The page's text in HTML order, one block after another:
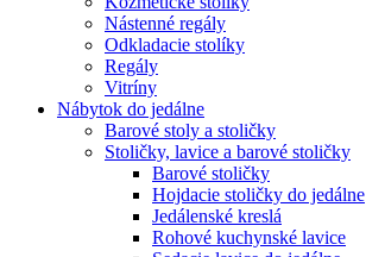
Nástenné regály
Odkladacie stolíky
Regály
Vitríny
Nábytok do jedálne
Barové stoly a stoličky
Stoličky, lavice a barové stoličky
Barové stoličky
Hojdacie stoličky do jedálne
Jedálenské kreslá
Rohové kuchynské lavice